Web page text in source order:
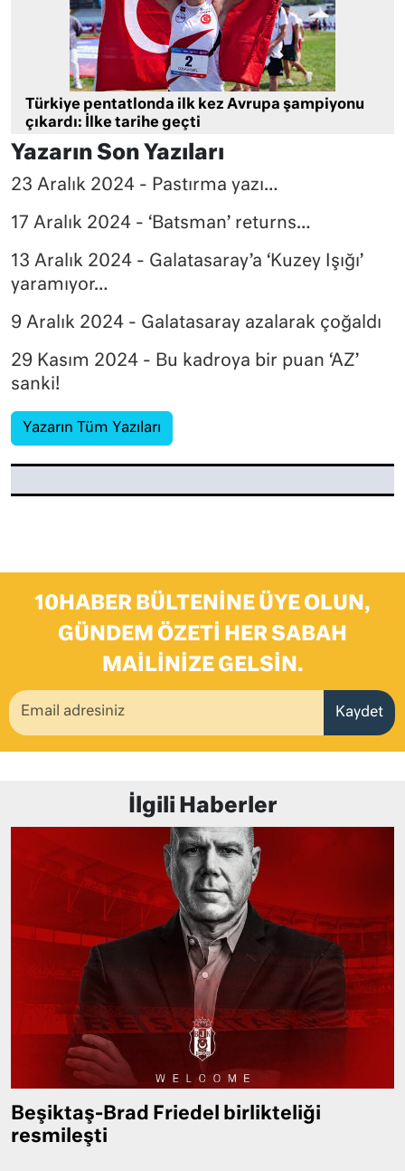
Türkiye pentatlonda ilk kez Avrupa şampiyonu
çıkardı: İlke tarihe geçti
Yazarın Son Yazıları
23 Aralık 2024 - Pastırma yazı…
17 Aralık 2024 - ‘Batsman’ returns…
13 Aralık 2024 - Galatasaray’a ‘Kuzey Işığı’
yaramıyor…
9 Aralık 2024 - Galatasaray azalarak çoğaldı
29 Kasım 2024 - Bu kadroya bir puan ‘AZ’
sanki!
Yazarın Tüm Yazıları
10HABER BÜLTENINE ÜYE OLUN,
GÜNDEM ÖZETI HER SABAH
MAILINIZE GELSIN.
Kaydet
İlgili Haberler
Beşiktaş-Brad Friedel birlikteliği
resmileşti